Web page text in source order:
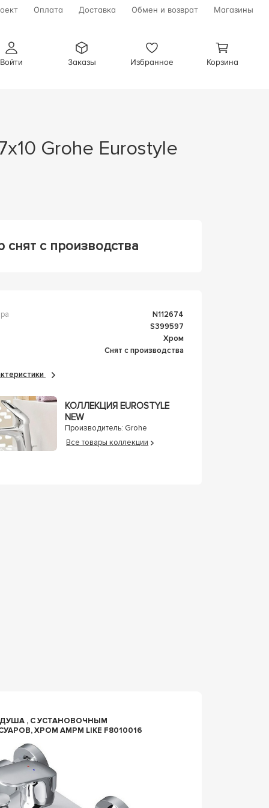
Оплата Доставка Обмен и возврат Магазины
Войти
Заказы Избранное Корзина
снят с производства
n112674
s399597
Хром
Снят с производства
КОЛЛЕКЦИЯ EUROSTYLE
NEW
Производитель: Grohe
Все товары коллекции
, С УСТАНОВОЧНЫМ
ХРОМ AMPM LIKE F8010016